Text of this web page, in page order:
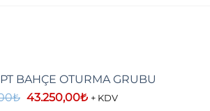
BAHÇE OTURMA GRUBU
₺ Orijinal
43.250,00₺Şu
+ KDV